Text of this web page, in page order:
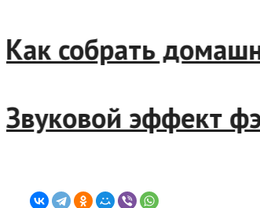
Как собрать
Звуковой эффект